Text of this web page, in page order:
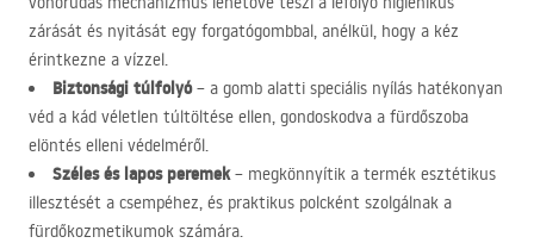
zárását és nyitását egy forgatógombbal, anélkül, hogy a kéz
érintkezne a vízzel.
Biztonsági túlfolyó– a gomb alatti speciális nyílás hatékonyan
véd a kád véletlen túltöltése ellen, gondoskodva a fürdőszoba
elöntés elleni védelméről.
Széles és lapos peremek– megkönnyítik a termék esztétikus
illesztését a csempéhez, és praktikus polcként szolgálnak a
fürdőkozmetikumok számára.